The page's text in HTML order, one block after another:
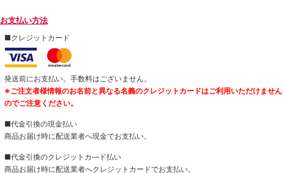
お支払い方法
■クレジットカード
発送前にお支払い。手数料はございません。
※ご注文者様情報のお名前と異なる名義のクレジットカードはご利用いただけません
のでご注意ください。
■代金引換の現金払い
商品お届け時に配送業者へ現金でお支払い。
■代金引換のクレジットカ―ド払い
商品お届け時に配送業者へクレジットカードでお支払い。